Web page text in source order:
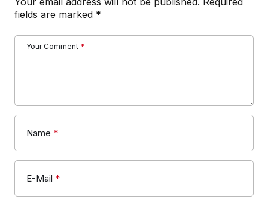
fields are marked *
Your Comment *
Name *
E-Mail *